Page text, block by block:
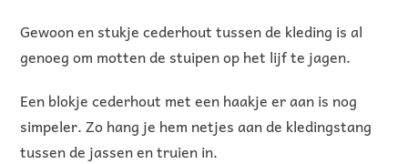
Gewoon en stukje cederhout tussen de kleding is al
genoeg om motten de stuipen op het lijf te jagen.
Een blokje cederhout met een haakje er aan is nog
simpeler. Zo hang je hem netjes aan de kledingstang
tussen de jassen en truien in.